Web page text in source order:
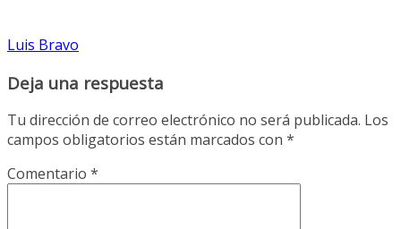
Luis Bravo
Deja una respuesta
Tu dirección de correo electrónico no será publicada. Los
campos obligatorios están marcados con *
Comentario *